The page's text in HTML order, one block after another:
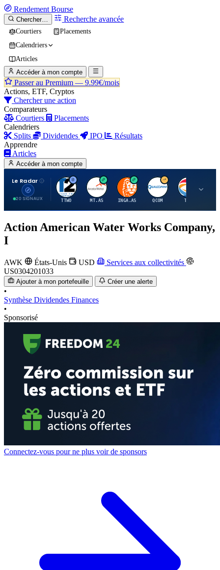
Rendement Bourse
Chercher… Recherche avancée
Courtiers
Placements
Calendriers
Articles
Accéder à mon compte
Passer au Premium — 9.99€/mois
Actions, ETF, Cryptos
Chercher une action
Comparateurs
Courtiers
Placements
Calendriers
Splits
Dividendes IPO
Résultats
Apprendre
Articles
Accéder à mon compte
Le Radar
20 SIGNAUX
T
TTWO
A
MT.AS
I
INGA.AS
Q
QCOM
T
TTE
Action American Water Works Company,
I
AWK États-Unis USD
Services aux collectivités
US0304201033
Ajouter à mon portefeuille Créer une alerte
•
Synthèse Dividendes Finances
•
Sponsorisé
Connectez-vous pour ne plus voir de sponsors